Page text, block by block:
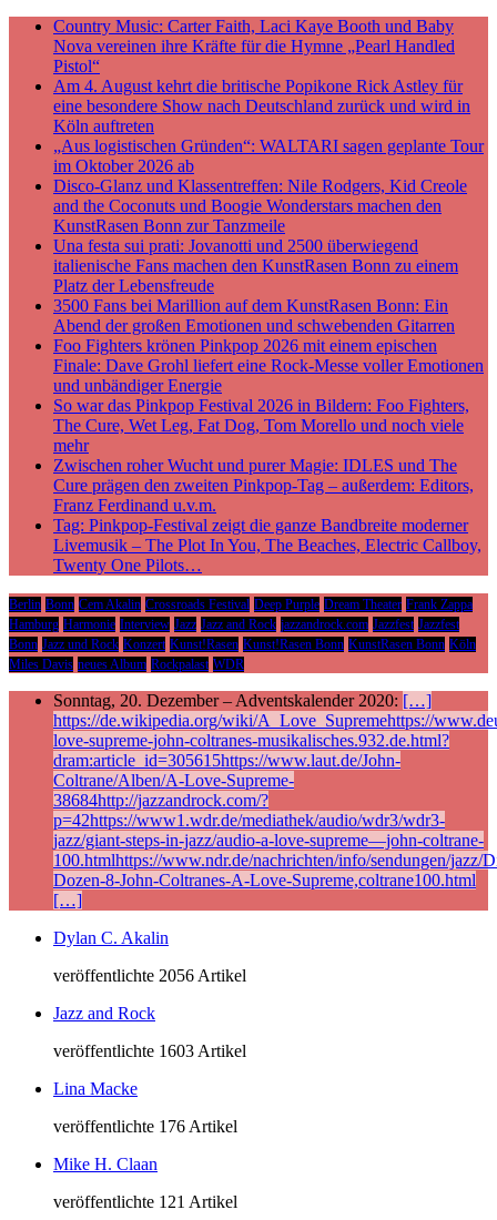
Country Music: Carter Faith, Laci Kaye Booth und Baby
Nova vereinen ihre Kräfte für die Hymne „Pearl Handled
Pistol“
Am 4. August kehrt die britische Popikone Rick Astley für
eine besondere Show nach Deutschland zurück und wird in
Köln auftreten
„Aus logistischen Gründen“: WALTARI sagen geplante Tour
im Oktober 2026 ab
Disco-Glanz und Klassentreffen: Nile Rodgers, Kid Creole
and the Coconuts und Boogie Wonderstars machen den
KunstRasen Bonn zur Tanzmeile
Una festa sui prati: Jovanotti und 2500 überwiegend
italienische Fans machen den KunstRasen Bonn zu einem
Platz der Lebensfreude
3500 Fans bei Marillion auf dem KunstRasen Bonn: Ein
Abend der großen Emotionen und schwebenden Gitarren
Foo Fighters krönen Pinkpop 2026 mit einem epischen
Finale: Dave Grohl liefert eine Rock-Messe voller Emotionen
und unbändiger Energie
So war das Pinkpop Festival 2026 in Bildern: Foo Fighters,
The Cure, Wet Leg, Fat Dog, Tom Morello und noch viele
mehr
Zwischen roher Wucht und purer Magie: IDLES und The
Cure prägen den zweiten Pinkpop-Tag – außerdem: Editors,
Franz Ferdinand u.v.m.
Tag: Pinkpop-Festival zeigt die ganze Bandbreite moderner
Livemusik – The Plot In You, The Beaches, Electric Callboy,
Twenty One Pilots…
Berlin Bonn Cem Akalin Crossroads Festival Deep Purple Dream Theater Frank Zappa
Hamburg Harmonie Interview Jazz Jazz and Rock jazzandrock.com Jazzfest Jazzfest
Bonn Jazz und Rock Konzert Kunst!Rasen Kunst!Rasen Bonn KunstRasen Bonn Köln
Miles Davis neues Album Rockpalast WDR
Sonntag, 20. Dezember – Adventskalender 2020: […]
https://de.wikipedia.org/wiki/A_Love_Supremehttps://
love-supreme-john-coltranes-musikalisches.932.de.html?
dram:article_id=305615https://www.laut.de/John-
Coltrane/Alben/A-Love-Supreme-
38684http://jazzandrock.com/?
p=42https://www1.wdr.de/mediathek/audio/wdr3/wdr3-
jazz/giant-steps-in-jazz/audio-a-love-supreme—john-coltrane-
100.htmlhttps://www.ndr.de/nachrichten/info/sendungen/jazz/
Dozen-8-John-Coltranes-A-Love-Supreme,coltrane100.html
[…]
Dylan C. Akalin
veröffentlichte 2056 Artikel
Jazz and Rock
veröffentlichte 1603 Artikel
Lina Macke
veröffentlichte 176 Artikel
Mike H. Claan
veröffentlichte 121 Artikel